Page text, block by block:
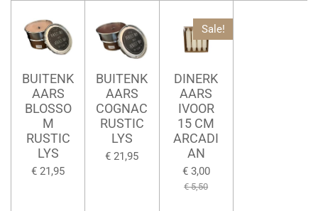
BUITENK
AARS
BLOSSO
M
RUSTIC
LYS
€ 21,95
BUITENK
AARS
COGNAC
RUSTIC
LYS
€ 21,95
Sale!
DINERK
AARS
IVOOR
15 CM
ARCADI
AN
€ 3,00
€ 5,50